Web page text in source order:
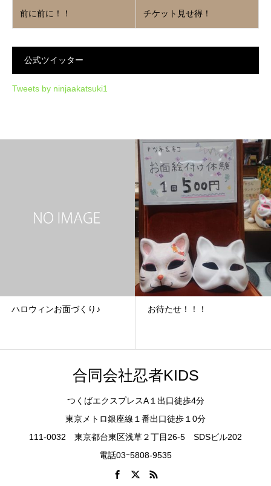
前に前に！！ チケット見せ得！
公式ツイッター
Tweets by ninjaakatsuki1
ハロウィンお面づくり♪ お待たせ！！！
合同会社忍者KIDS
つくばエクスプレスA１出口徒歩4分
東京メトロ銀座線１番出口徒歩１0分
111-0032 東京都台東区浅草２丁目26-5 SDSビル202
電話03ｰ5808-9535